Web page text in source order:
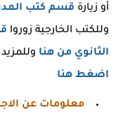
أو زيارة قسم كتب
وللكتب الخارجية زوروا
الثانوي من هنا
اضغط هنا
معلومات عن